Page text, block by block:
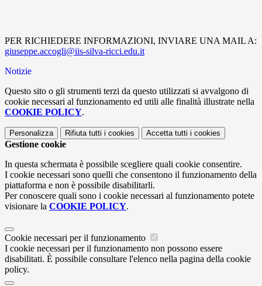
PER RICHIEDERE INFORMAZIONI, INVIARE UNA MAIL A:
giuseppe.accogli@iis-silva-ricci.edu.it
Notizie
Questo sito o gli strumenti terzi da questo utilizzati si avvalgono di
cookie necessari al funzionamento ed utili alle finalità illustrate nella
COOKIE POLICY.
Personalizza Rifiuta tutti i cookies Accetta tutti i cookies
Gestione cookie
In questa schermata è possibile scegliere quali cookie consentire.
I cookie necessari sono quelli che consentono il funzionamento della
piattaforma e non è possibile disabilitarli.
Per conoscere quali sono i cookie necessari al funzionamento potete
visionare la COOKIE POLICY.
Cookie necessari per il funzionamento
I cookie necessari per il funzionamento non possono essere
disabilitati. È possibile consultare l'elenco nella pagina della cookie
policy.